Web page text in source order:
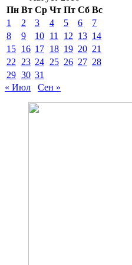
Пн Вт Ср Чт Пт Сб Вс
1
2 3 4 5 6
7
8
9 10 11 12 13 14
15 16 17 18 19 20 21
22
23 24 25 26 27 28
29 30 31
« Июл
Сен »